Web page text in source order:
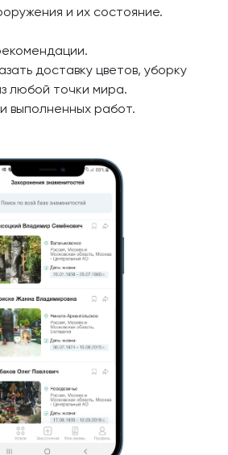
и их состояние.
доставку цветов, уборку
любой точки мира.
выполненных работ.